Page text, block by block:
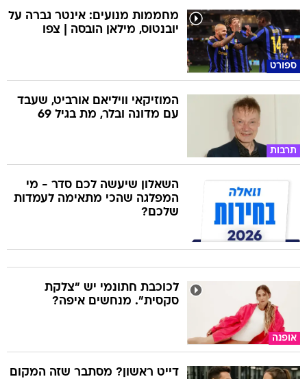
ספורט
מחממות מנועים: אינטר גברה על
יובנטוס, מילאן הובסה | צפו
תרבות
המוזיקאי וויליאם אורביט, שעבד
עם מדונה ובלר, מת בגיל 69
השאלון שיעשה לכם סדר - מי
המפלגה שהכי מתאימה לעמדות
שלכם?
אופנה
לכוכבת חתונמי יש "צלקת
סקסית". מנחשים איפה?
דייט ראשון? מסתבר שזה המקום